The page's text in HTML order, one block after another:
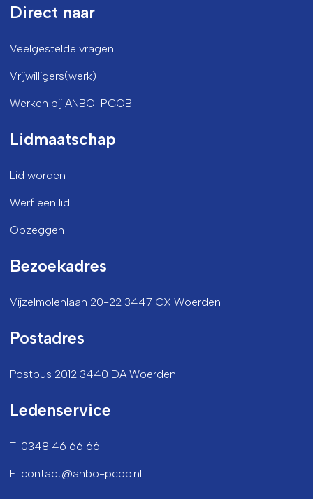
Direct naar
Veelgestelde vragen
Vrijwilligers(werk)
Werken bij ANBO-PCOB
Lidmaatschap
Lid worden
Werf een lid
Opzeggen
Bezoekadres
Vijzelmolenlaan 20-22 3447 GX Woerden
Postadres
Postbus 2012 3440 DA Woerden
Ledenservice
T: 0348 46 66 66
E: contact@anbo-pcob.nl